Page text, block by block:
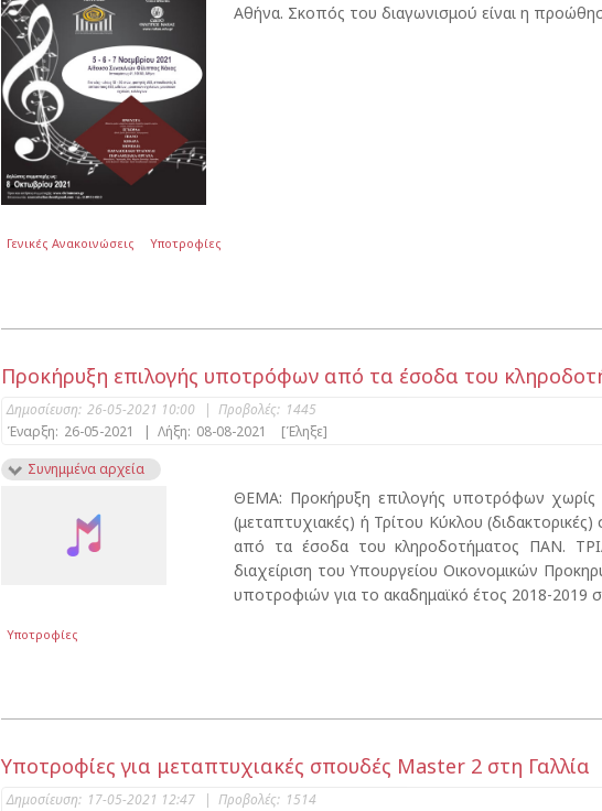
Αθήνα. Σκοπός του διαγωνισμού είναι η
Γενικές Ανακοινώσεις Υποτροφίες
Προκήρυξη επιλογής υποτρόφων από τα έσοδα του
Δημοσίευση: 26-05-2021 10:00 | Προβολές: 1445
Έναρξη: 26-05-2021 | Λήξη: 08-08-2021
[Έληξε]
Συνημμένα αρχεία
ΘΕΜΑ: Προκήρυξη επιλογής υποτρόφων χωρίς
(μεταπτυχιακές) ή Τρίτου Κύκλου
από τα έσοδα του κληροδοτήματος ΠΑΝ.
διαχείριση του Υπουργείου Οικονομικών
υποτροφιών για το ακαδημαϊκό έτος 2018-2019
Υποτροφίες
Υποτροφίες για μεταπτυχιακές σπουδές Master 2 στη Γαλλία
Δημοσίευση: 17-05-2021 12:47 | Προβολές: 1514